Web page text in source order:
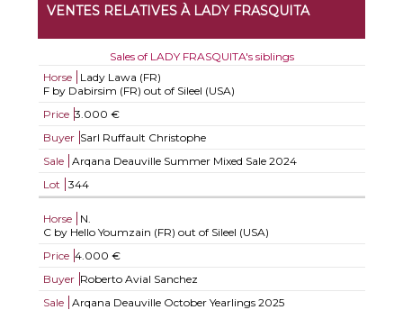
VENTES RELATIVES À LADY FRASQUITA
Sales of LADY FRASQUITA's siblings
Horse
Lady Lawa (FR)
F by Dabirsim (FR) out of Sileel (USA)
Price 3.000 €
Buyer Sarl Ruffault Christophe
Sale
Arqana Deauville Summer Mixed Sale 2024
Lot
344
Horse
N.
C by Hello Youmzain (FR) out of Sileel (USA)
Price 4.000 €
Buyer Roberto Avial Sanchez
Sale
Arqana Deauville October Yearlings 2025